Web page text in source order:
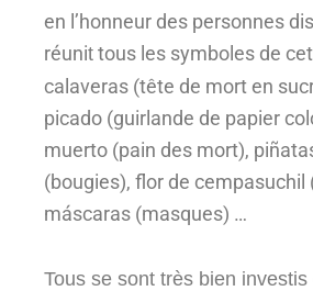
en l’honneur des personnes
réunit tous les symboles de
calaveras (tête de mort en
picado (guirlande de papier
muerto (pain des mort),
(bougies), flor de cempasuchil
máscaras (masques) …
Tous se sont très bien